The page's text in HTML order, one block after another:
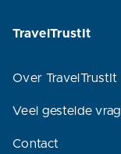
TravelTrustIt
Over TravelTrustIt
Veel gestelde
Contact